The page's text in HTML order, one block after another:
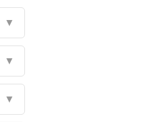
▼
▼
▼